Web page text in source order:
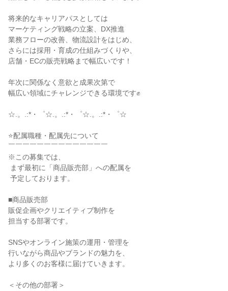
将来的なキャリアパスとしては
マーケティング戦略の立案、DX推進
業務フローの改善、物流設計をはじめ、
さらには採用・育成の仕組みづくりや、
店舗・ECの販売戦略まで幅広いです！
年次に関係なく意欲と成果次第で
幅広い領域にチャレンジできる環境です✊
☆.。.:*・゜☆.。.:*・゜☆.。.:*・゜☆
⭐配属職種・配属先について
￣￣￣￣￣￣￣￣￣￣￣￣￣￣
※この募集では、
■商品販売部
販促企画やクリエイティブ制作を
担当する部署です。
SNSやオンライン施策の運用・管理を
行いながら商品やブランドの魅力を、
より多くのお客様に届けていきます。
＜その他の部署＞